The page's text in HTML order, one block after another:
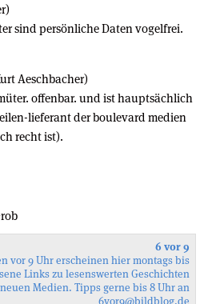
sind persönliche Daten vogelfrei.
Aeschbacher)
offenbar. und ist hauptsächlich
lieferant der boulevard medien
recht ist).
6 vor 9
vor 9 Uhr erscheinen hier montags bis
Links zu lesenswerten Geschichten
Medien. Tipps gerne bis 8 Uhr an
6vor9@bildblog.de